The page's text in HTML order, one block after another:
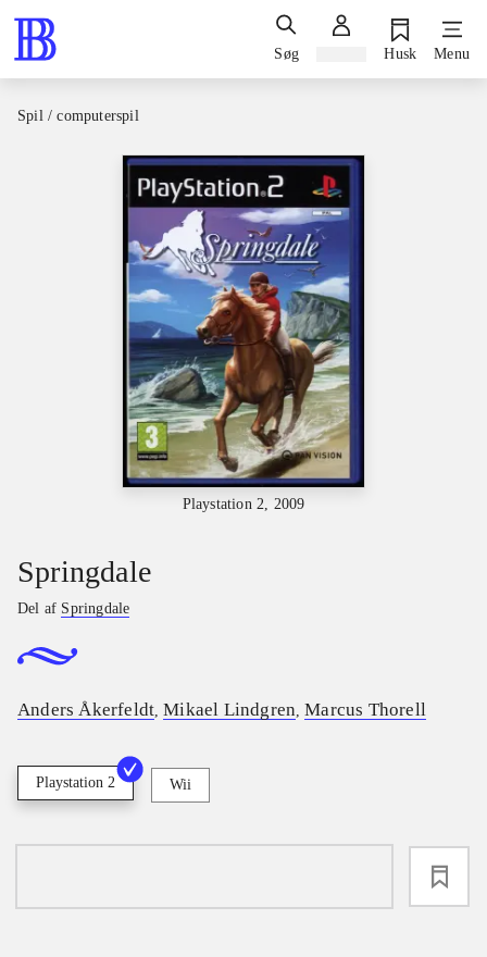
Søg Husk Menu
Spil / computerspil
Playstation 2, 2009
Springdale
Del af Springdale
Anders Åkerfeldt ,Mikael Lindgren ,Marcus Thorell
Playstation 2 Wii